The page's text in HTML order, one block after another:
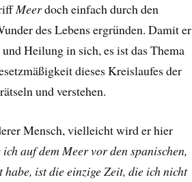
Meerdoch einfach durch den
des Lebens ergründen. Damit er
Heilung in sich, es ist das Thema
dieses Kreislaufes der
und verstehen.
Mensch, vielleicht wird er hier
auf dem Meer vor den spanischen,
ist die einzige Zeit, die ich nicht